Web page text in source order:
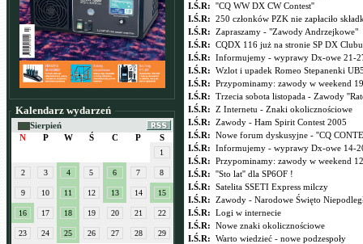
Kalendarz wydarzeń
Sierpień
N
P W Ś C P S
1
2 3 4 5 6 7 8
9 10 11 12 13 14 15
16 17 18 19 20 21 22
23 24 25 26 27 28 29
I.Ś.R: ''CQ WW DX CW Contest''
I.Ś.R: 250 członków PZK nie zapłaciło
I.Ś.R: Zapraszamy - "Zawody Andrzejkowe"
I.Ś.R: CQDX 116 już na stronie SP DX
I.Ś.R: Informujemy - wyprawy Dx-owe 21-
I.Ś.R: Wzlot i upadek Romeo Stepanenki
I.Ś.R: Przypominamy: zawody w weekend
I.Ś.R: Trzecia sobota listopada - Zawody
I.Ś.R: Z Internetu - Znaki okolicznościowe
I.Ś.R: Zawody - Ham Spirit Contest 2005
I.Ś.R: Nowe forum dyskusyjne - ''CQ
I.Ś.R: Informujemy - wyprawy Dx-owe 14-
I.Ś.R: Przypominamy: zawody w weekend
I.Ś.R: ''Sto lat'' dla SP6OF !
I.Ś.R: Satelita SSETI Express milczy
I.Ś.R: Zawody - Narodowe Święto
I.Ś.R: Logi w internecie
I.Ś.R: Nowe znaki okolicznościowe
I.Ś.R: Warto wiedzieć - nowe podzespoły